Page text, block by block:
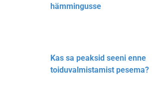
hämmingusse
Kas sa peaksid seeni enne
toiduvalmistamist pesema?